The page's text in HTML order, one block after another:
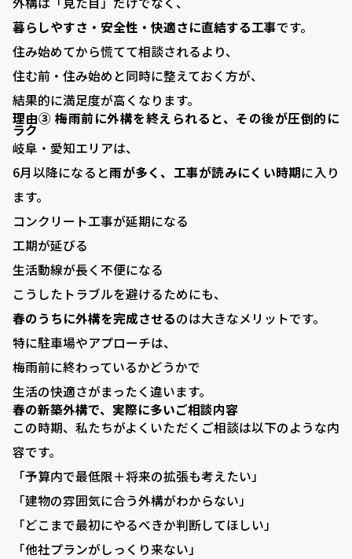
VISTA GARDEN
■ VISTA GARDENの外構工事
■ 庭がある暮らし：サッカーゴールがある庭
■ 庭がある暮らし：ドッグランがある庭
■ 外構プランニング
■ 料金シミュレーション
■ 施工事例
■ お客様の声
■ 展示場について
■ 求人サイト
■ お問い合わせ
TEL:0120-080-171
岐阜県羽島郡笠松町中川町22 ​
暮らしやすさ・安全性・快適さに直結する工事です。
住み始めてから慌てて相談されるより、
住む前・住み始めと同時に整えておく方が、
結果的に満足度が高くなります。
理由③ 梅雨前に外構を終えられると、その後が圧倒的に
ラク
岐阜・愛知エリアは、
6月以降になると雨が多く、工事が読みにくい時期に入り
ます。
コンクリート工事が延期になる
工期が延びる
生活動線が長く不便になる
こうしたトラブルを避けるためにも、
春のうちに外構を完成させるのは大きなメリットです。
特に駐車場やアプローチは、
梅雨前に終わっているかどうかで
生活の快適さがまったく違います。
春の新築外構で、実際に多いご相談内容
この時期、私たちがよくいただくご相談は以下のような内
容です。
「予算内で最低限＋将来の拡張も考えたい」
「建物の雰囲気に合う外構がわからない」
「どこまで最初にやるべきか判断してほしい」
「他社プランがしっくり来ない」